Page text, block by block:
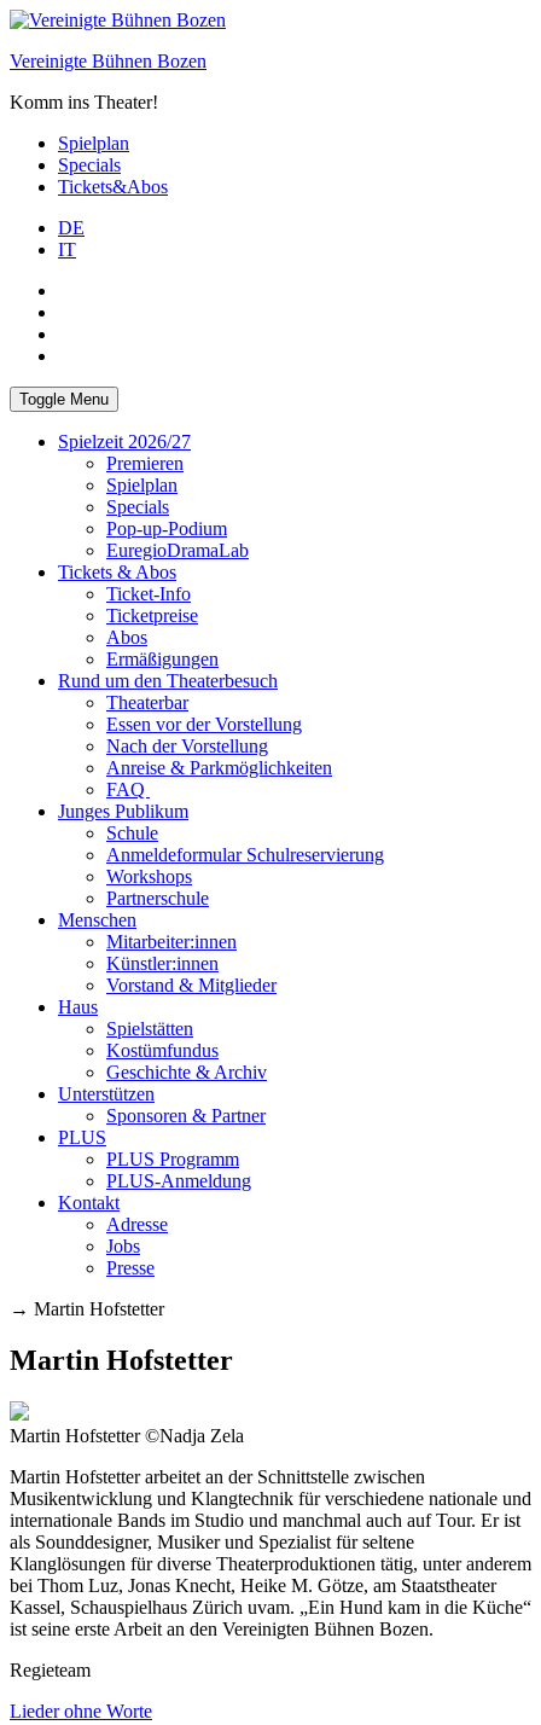
Skip
content
Vereinigte Bühnen Bozen
Komm ins Theater!
Spielplan
Specials
Tickets&Abos
DE
IT
Toggle Menu
Spielzeit 2026/27
Premieren
Spielplan
Specials
Pop-up-Podium
EuregioDramaLab
Tickets & Abos
Ticket-Info
Ticketpreise
Abos
Ermäßigungen
Rund um den Theaterbesuch
Theaterbar
Essen vor der Vorstellung
Nach der Vorstellung
Anreise & Parkmöglichkeiten
FAQ
Junges Publikum
Schule
Anmeldeformular Schulreservierung
Workshops
Partnerschule
Menschen
Mitarbeiter:innen
Künstler:innen
Vorstand & Mitglieder
Haus
Spielstätten
Kostümfundus
Geschichte & Archiv
Unterstützen
Sponsoren & Partner
PLUS
PLUS Programm
PLUS-Anmeldung
Kontakt
Adresse
Jobs
Presse
→ Martin Hofstetter
Martin Hofstetter
Martin Hofstetter ©Nadja Zela
Martin Hofstetter arbeitet an der Schnittstelle zwischen
Musikentwicklung und Klangtechnik für verschiedene nationale und
internationale Bands im Studio und manchmal auch auf Tour. Er ist
als Sounddesigner, Musiker und Spezialist für seltene
Klanglösungen für diverse Theaterproduktionen tätig, unter anderem
bei Thom Luz, Jonas Knecht, Heike M. Götze, am Staatstheater
Kassel, Schauspielhaus Zürich uvam. „Ein Hund kam in die Küche“
ist seine erste Arbeit an den Vereinigten Bühnen Bozen.
Regieteam
Lieder ohne Worte